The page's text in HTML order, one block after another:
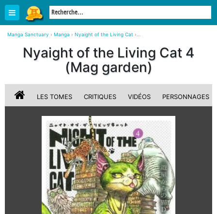
Manga Sanctuary › Manga › Nyaight of the Living Cat ›
Nyaight of the Living Cat 4
(Mag garden)
LES TOMES CRITIQUES VIDÉOS PERSONNAGES